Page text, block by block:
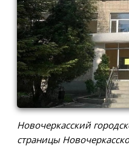
Новочеркасский
страницы